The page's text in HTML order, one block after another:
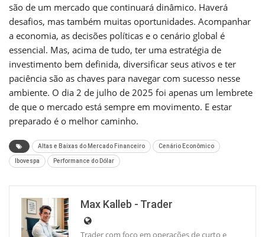
são de um mercado que continuará dinâmico. Haverá
desafios, mas também muitas oportunidades. Acompanhar
a economia, as decisões políticas e o cenário global é
essencial. Mas, acima de tudo, ter uma estratégia de
investimento bem definida, diversificar seus ativos e ter
paciência são as chaves para navegar com sucesso nesse
ambiente. O dia 2 de julho de 2025 foi apenas um lembrete
de que o mercado está sempre em movimento. E estar
preparado é o melhor caminho.
Altas e Baixas do Mercado Financeiro Cenário Econômico
Ibovespa Performance do Dólar
Max Kalleb - Trader
Trader com foco em operações de curto e